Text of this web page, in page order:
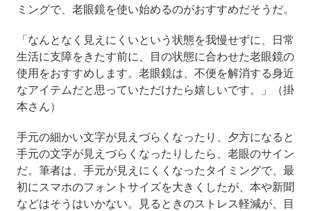
ミングで、老眼鏡を使い始めるのがおすすめだそうだ。
「なんとなく見えにくいという状態を我慢せずに、日常
生活に支障をきたす前に、目の状態に合わせた老眼鏡の
使用をおすすめします。老眼鏡は、不便を解消する身近
なアイテムだと思っていただけたら嬉しいです。」（掛
本さん）
手元の細かい文字が見えづらくなったり、夕方になると
手元の文字が見えづらくなったりしたら、老眼のサイン
だ。筆者は、手元が見えにくくなったタイミングで、最
初にスマホのフォントサイズを大きくしたが、本や新聞
などはそうはいかない。見るときのストレス軽減が、目